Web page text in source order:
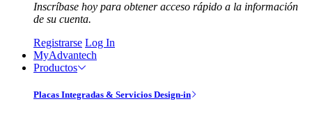
Inscríbase hoy para obtener acceso rápido a la información
de su cuenta.
Registrarse Log In
MyAdvantech
Productos
Placas Integradas & Servicios Design-in